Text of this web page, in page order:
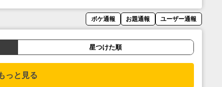
ボケ通報 お題通報 ユーザー通報
星つけた順
っと見る